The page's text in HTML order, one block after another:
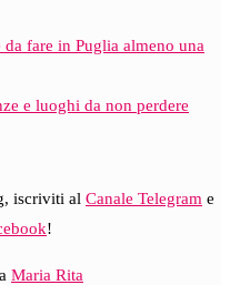
da fare in Puglia almeno una
e luoghi da non perdere
iscriviti al Canale Telegram e
!
Maria Rita